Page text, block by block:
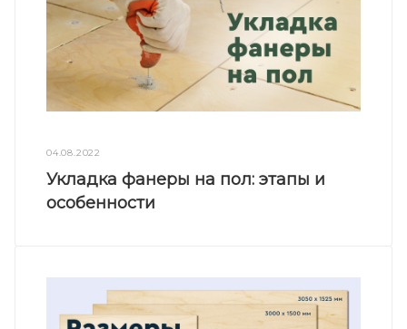
04.08.2022
Укладка фанеры на пол: этапы и
особенности